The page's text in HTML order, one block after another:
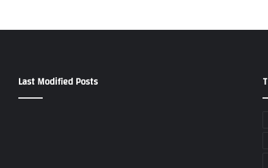
Last Modified Posts